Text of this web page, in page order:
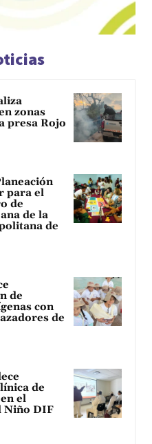
zonas
presa Rojo
para el
de
de la
de
de
con
de
de
el
Niño DIF